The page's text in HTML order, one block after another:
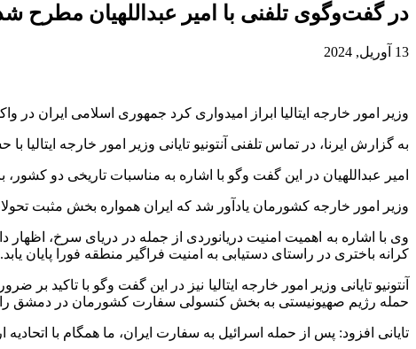
در گفت‌وگوی تلفنی با امیر عبداللهیان مطرح
13 آوریل, 2024
وزیر امور خارجه ایتالیا ابراز امیدواری کرد جمهوری اسلامی
به گزارش ایرنا، در تماس تلفنی آنتونیو تایانی وزیر امور خارجه
امیر عبداللهیان در این گفت وگو با اشاره به مناسبات تاریخی دو
وزیر امور خارجه کشورمان یادآور شد که ایران همواره بخش مثبت
وی با اشاره به اهمیت امنیت دریانوردی از جمله در دریای سرخ،
کرانه باختری در راستای دستیابی به امنیت فراگیر منطقه فورا پایان یابد.
آنتونیو تایانی وزیر امور خارجه ایتالیا نیز در این گفت وگو با
حمله رژیم صهیونیستی به بخش کنسولی سفارت کشورمان در دمشق
تایانی افزود: پس از حمله اسرائیل به سفارت ایران، ما همگام با